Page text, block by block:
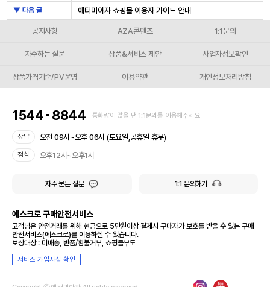
▼ 다음 글 애터미아자 쇼핑몰 이용자 가이드 안내
공지사항 AZA콘텐츠 1:1문의
자주하는 질문 상품&서비스 제안 사업자정보확인
상품가격기준/PV운영 이용약관 개인정보처리방침
1544 8844 통화량이 많을 땐 1:1문의를 이용해주세요
상담 오전 09시~오후 06시 (토요일,공휴일 휴무)
점심 오후12시~오후1시
자주 묻는 질문 1:1 문의하기
에스크로 구매안전서비스
고객님은 안전거래를 위해 현금으로 5만원이상 결제시 구매자가 보호를 받을 수 있는 구매
안전서비스(에스크로)를 이용하실 수 있습니다.
보상대상 : 미배송, 반품/환불거부, 쇼핑몰부도
서비스 가입사실 확인